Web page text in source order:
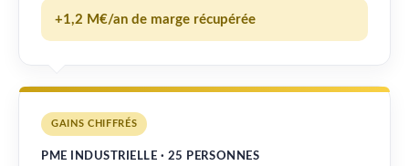
+1,2 M€/an de marge récupérée
GAINS CHIFFRÉS
PME INDUSTRIELLE · 25 PERSONNES